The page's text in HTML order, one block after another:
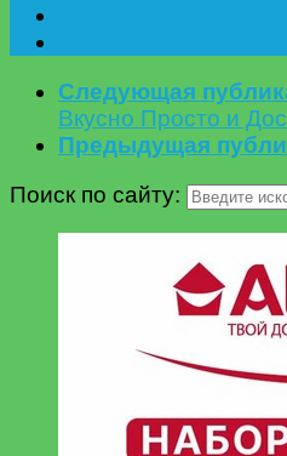
Следующая
Вкусно Просто и
Предыдущая
Поиск по сайту: